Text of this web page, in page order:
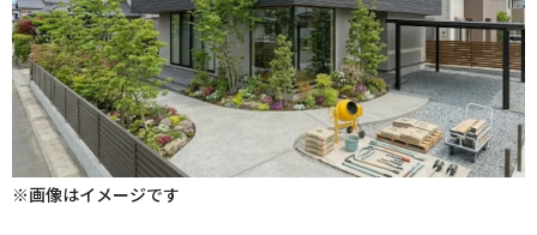
※画像はイメージです